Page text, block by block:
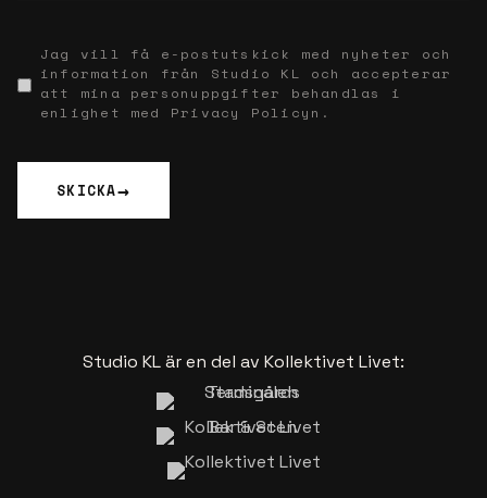
Jag vill få e-postutskick med nyheter och
information från Studio KL och accepterar
att mina personuppgifter behandlas i
enlighet med Privacy Policyn.
SKICKA
Studio KL är en del av Kollektivet Livet: